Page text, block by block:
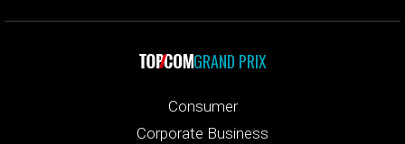
GRAND PRIX
Consumer
Corporate Business